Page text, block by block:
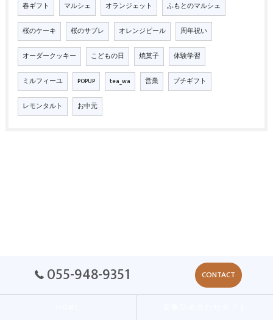
春ギフト マルシェ オランジェット ふもとのマルシェ
桜のケーキ 桜のサブレ オレンジピール 周年祝い
オーダークッキー こどもの日 焼菓子 体験学習
ミルフィーユ POPUP tea_wa 営業 プチギフト
レモンタルト お中元
055-948-9351 CONTACT